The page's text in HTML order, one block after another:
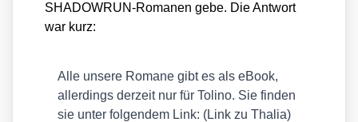
SHADOWRUN-Roma­nen gebe. Die Ant­wort
war kurz:
Alle unse­re Roma­ne gibt es als eBook,
aller­dings der­zeit nur für Toli­no. Sie fin­den
sie unter fol­gen­dem Link: (Link zu Tha­lia)